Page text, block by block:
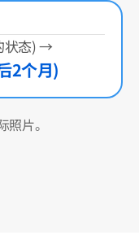
状态) →
2个月)
片。